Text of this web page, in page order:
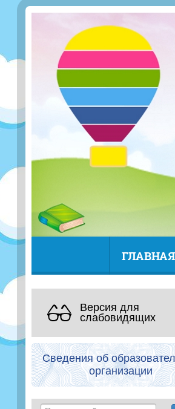
ГЛАВНАЯ
Версия для
слабовидящих
Сведения об
организации